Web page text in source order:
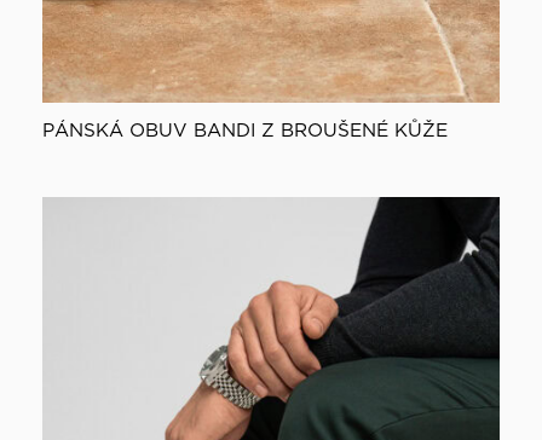
PÁNSKÁ OBUV BANDI Z BROUŠENÉ KŮŽE